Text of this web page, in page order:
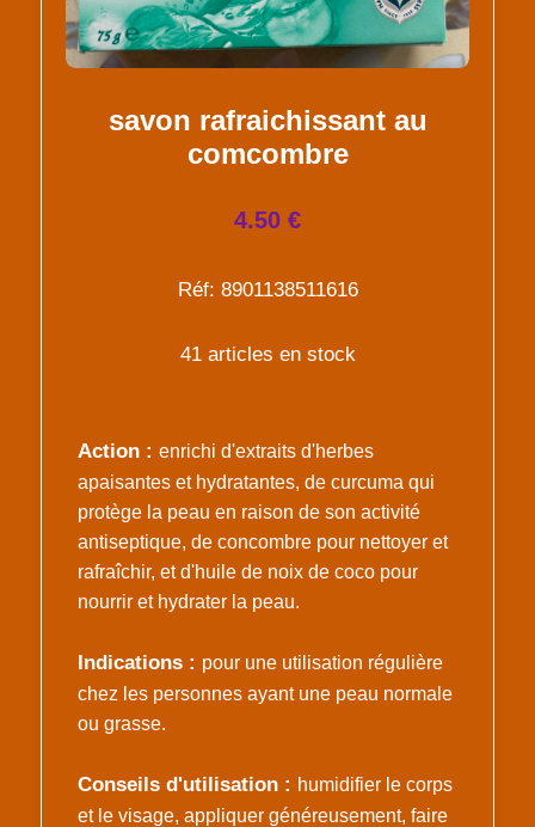
savon rafraichissant au
comcombre
4.50 €
Réf: 8901138511616
41 articles en stock
Action : enrichi d'extraits d'herbes
apaisantes et hydratantes, de curcuma qui
protège la peau en raison de son activité
antiseptique, de concombre pour nettoyer et
rafraîchir, et d'huile de noix de coco pour
nourrir et hydrater la peau.
Indications : pour une utilisation régulière
chez les personnes ayant une peau normale
ou grasse.
Conseils d'utilisation : humidifier le corps
et le visage, appliquer généreusement, faire